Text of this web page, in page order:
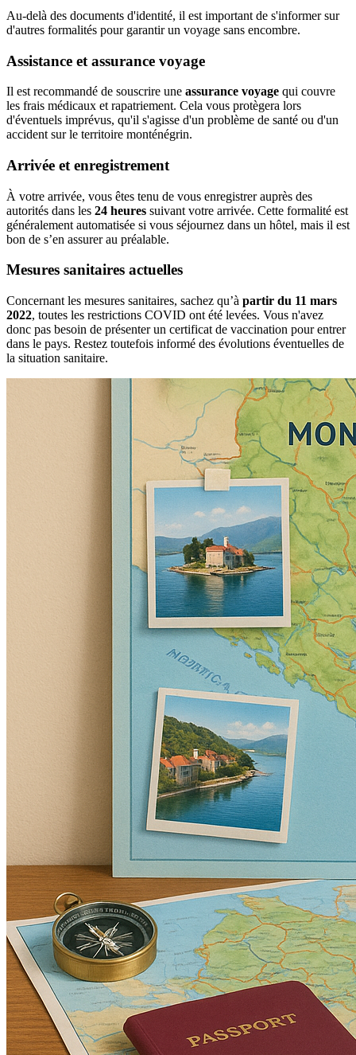
Au-delà des documents d'identité, il est important de s'informer sur
d'autres formalités pour garantir un voyage sans encombre.
Assistance et assurance voyage
Il est recommandé de souscrire une assurance voyage qui couvre
les frais médicaux et rapatriement. Cela vous protègera lors
d'éventuels imprévus, qu'il s'agisse d'un problème de santé ou d'un
accident sur le territoire monténégrin.
Arrivée et enregistrement
À votre arrivée, vous êtes tenu de vous enregistrer auprès des
autorités dans les 24 heures suivant votre arrivée. Cette formalité est
généralement automatisée si vous séjournez dans un hôtel, mais il est
bon de s’en assurer au préalable.
Mesures sanitaires actuelles
Concernant les mesures sanitaires, sachez qu’à partir du 11 mars
2022, toutes les restrictions COVID ont été levées. Vous n'avez
donc pas besoin de présenter un certificat de vaccination pour entrer
dans le pays. Restez toutefois informé des évolutions éventuelles de
la situation sanitaire.